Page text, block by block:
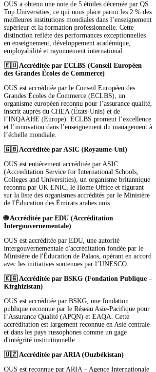
OUS a obtenu une note de 5 étoiles décernée par QS
Top Universities, ce qui nous place parmi les 2 % des
meilleures institutions mondiales dans l’enseignement
supérieur et la formation professionnelle. Cette
distinction reflète des performances exceptionnelles
en enseignement, développement académique,
employabilité et rayonnement international.
🇪🇺 Accréditée par ECLBS (Conseil Européen
des Grandes Écoles de Commerce)
OUS est accréditée par le Conseil Européen des
Grandes Écoles de Commerce (ECLBS), un
organisme européen reconnu pour l’assurance qualité,
inscrit auprès du CHEA (États-Unis) et de
l’INQAAHE (Europe). ECLBS promeut l’excellence
et l’innovation dans l’enseignement du management à
l’échelle mondiale.
🇬🇧 Accréditée par ASIC (Royaume-Uni)
OUS est entièrement accréditée par ASIC
(Accreditation Service for International Schools,
Colleges and Universities), un organisme britannique
reconnu par UK ENIC, le Home Office et figurant
sur la liste des organismes accrédités par le Ministère
de l'Éducation des Émirats arabes unis.
🌐 Accréditée par EDU (Accréditation
Intergouvernementale)
OUS est accréditée par EDU, une autorité
intergouvernementale d'accréditation fondée par le
Ministère de l'Éducation de Palaos, opérant en accord
avec les initiatives soutenues par l’UNESCO.
🇰🇬 Accréditée par BSKG (Fondation Publique –
Kirghizistan)
OUS est accréditée par BSKG, une fondation
publique reconnue par le Réseau Asie-Pacifique pour
l’Assurance Qualité (APQN) et EAQA. Cette
accréditation est largement reconnue en Asie centrale
et dans les pays russophones comme un gage
d'intégrité institutionnelle.
🇺🇿 Accréditée par ARIA (Ouzbékistan)
OUS est reconnue par ARIA – Agence Internationale